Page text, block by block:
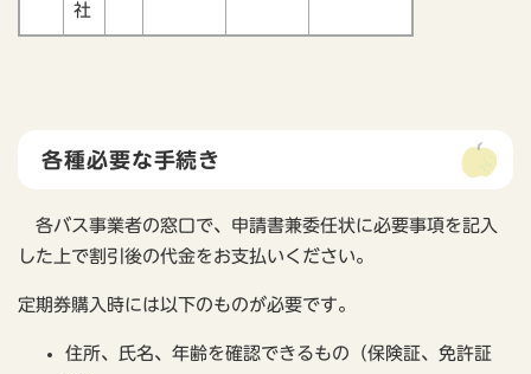
社
各種必要な手続き
各バス事業者の窓口で、申請書兼委任状に必要事項を記入
した上で割引後の代金をお支払いください。
定期券購入時には以下のものが必要です。
住所、氏名、年齢を確認できるもの（保険証、免許証